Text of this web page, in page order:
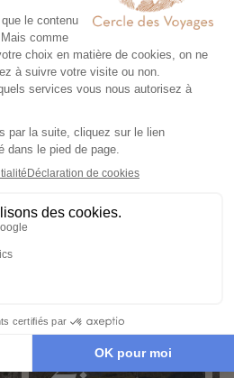
destinations